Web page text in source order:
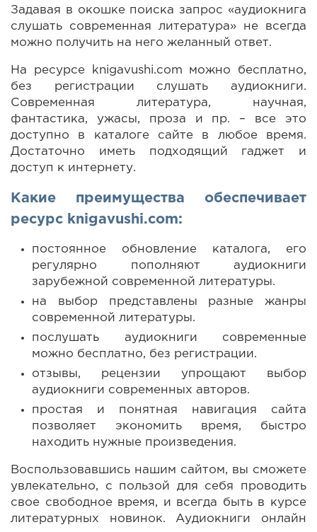
Задавая в окошке поиска запрос «аудиокнига
слушать современная литература» не всегда
можно получить на него желанный ответ.
На ресурсе knigavushi.com можно бесплатно,
без регистрации слушать аудиокниги.
Современная литература, научная,
фантастика, ужасы, проза и пр. – все это
доступно в каталоге сайте в любое время.
Достаточно иметь подходящий гаджет и
доступ к интернету.
Какие преимущества обеспечивает
ресурс knigavushi.com:
постоянное обновление каталога, его
регулярно пополняют аудиокниги
зарубежной современной литературы.
на выбор представлены разные жанры
современной литературы.
послушать аудиокниги современные
можно бесплатно, без регистрации.
отзывы, рецензии упрощают выбор
аудиокниги современных авторов.
простая и понятная навигация сайта
позволяет экономить время, быстро
находить нужные произведения.
Воспользовавшись нашим сайтом, вы сможете
увлекательно, с пользой для себя проводить
свое свободное время, и всегда быть в курсе
литературных новинок. Аудиокниги онлайн